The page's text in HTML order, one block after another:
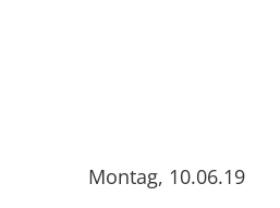
Montag, 10.06.19